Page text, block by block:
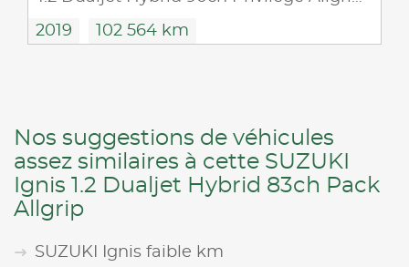
2019 102 564 km
Nos suggestions de véhicules
assez similaires à cette SUZUKI
Ignis 1.2 Dualjet Hybrid 83ch Pack
Allgrip
SUZUKI Ignis faible km